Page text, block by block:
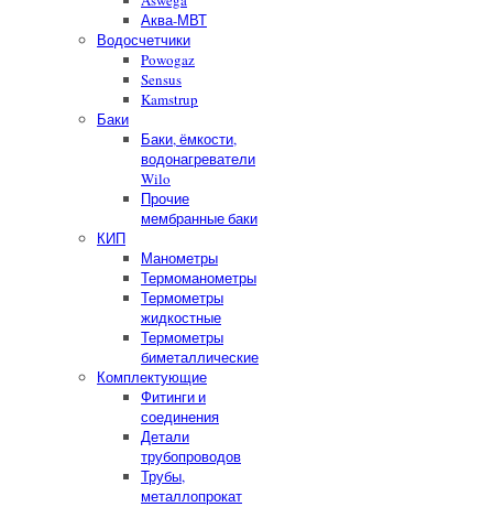
Аква-МВТ
Водосчетчики
Powogaz
Sensus
Kamstrup
Баки
Баки, ёмкости,
водонагреватели
Wilo
Прочие
мембранные баки
КИП
Манометры
Термоманометры
Термометры
жидкостные
Термометры
биметаллические
Комплектующие
Фитинги и
соединения
Детали
трубопроводов
Трубы,
металлопрокат